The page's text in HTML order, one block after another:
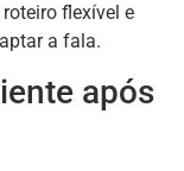
flexível e
a fala.
após